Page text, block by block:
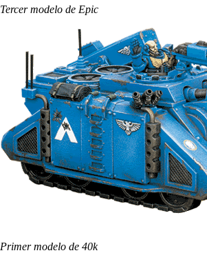
Tercer modelo de Epic
Primer modelo de 40k